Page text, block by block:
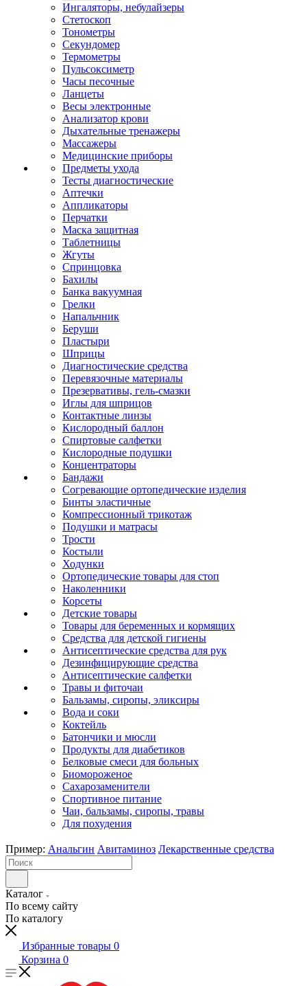
Ингаляторы, небулайзеры
Стетоскоп
Тонометры
Секундомер
Термометры
Пульсоксиметр
Часы песочные
Ланцеты
Весы электронные
Анализатор крови
Дыхательные тренажеры
Массажеры
Медицинские приборы
Предметы ухода
Тесты диагностические
Аптечки
Аппликаторы
Перчатки
Маска защитная
Таблетницы
Жгуты
Спринцовка
Бахилы
Банка вакуумная
Грелки
Напальчник
Беруши
Пластыри
Шприцы
Диагностические средства
Перевязочные материалы
Презервативы, гель-смазки
Иглы для шприцов
Контактные линзы
Кислородный баллон
Спиртовые салфетки
Кислородные подушки
Концентраторы
Бандажи
Согревающие ортопедические изделия
Бинты эластичные
Компрессионный трикотаж
Подушки и матрасы
Трости
Костыли
Ходунки
Ортопедические товары для стоп
Наколенники
Корсеты
Детские товары
Товары для беременных и кормящих
Средства для детской гигиены
Антисептические средства для рук
Дезинфицирующие средства
Антисептические салфетки
Травы и фиточаи
Бальзамы, сиропы, эликсиры
Вода и соки
Коктейль
Батончики и мюсли
Продукты для диабетиков
Белковые смеси для больных
Биомороженое
Сахарозаменители
Спортивное питание
Чаи, бальзамы, сиропы, травы
Для похудения
Пример: Анальгин Авитаминоз Лекарственные средства
Каталог
По всему сайту
По каталогу
Избранные товары 0
Корзина 0